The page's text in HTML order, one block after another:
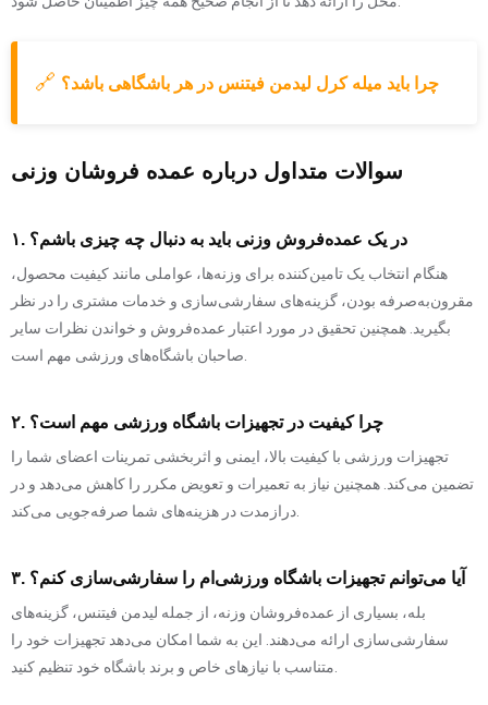
🔗 چرا باید میله کرل لیدمن فیتنس در هر باشگاهی باشد؟
سوالات متداول درباره عمده فروشان وزنی
۱. در یک عمده‌فروش وزنی باید به دنبال چه چیزی باشم؟
هنگام انتخاب یک تامین‌کننده برای وزنه‌ها، عواملی مانند کیفیت محصول،
مقرون‌به‌صرفه بودن، گزینه‌های سفارشی‌سازی و خدمات مشتری را در نظر
بگیرید. همچنین تحقیق در مورد اعتبار عمده‌فروش و خواندن نظرات سایر
۲. چرا کیفیت در تجهیزات باشگاه ورزشی مهم است؟
تجهیزات ورزشی با کیفیت بالا، ایمنی و اثربخشی تمرینات اعضای شما را
تضمین می‌کند. همچنین نیاز به تعمیرات و تعویض مکرر را کاهش می‌دهد و در
۳. آیا می‌توانم تجهیزات باشگاه ورزشی‌ام را سفارشی‌سازی کنم؟
بله، بسیاری از عمده‌فروشان وزنه، از جمله لیدمن فیتنس، گزینه‌های
سفارشی‌سازی ارائه می‌دهند. این به شما امکان می‌دهد تجهیزات خود را